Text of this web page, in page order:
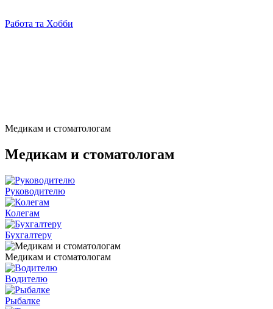
Работа та Хобби
Медикам и стоматологам
Медикам и стоматологам
Руководителю
Колегам
Бухгалтеру
Медикам и стоматологам
Водителю
Рыбалке